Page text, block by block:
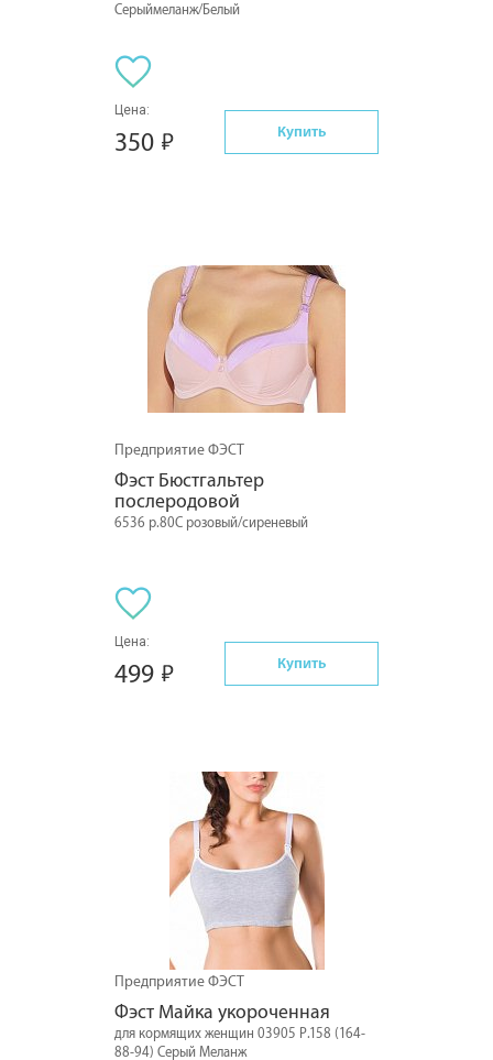
Серыймеланж/Белый
Цена:
350 Купить
Предприятие ФЭСТ
Фэст Бюстгальтер
послеродовой
6536 р.80C розовый/сиреневый
Цена:
499 Купить
Предприятие ФЭСТ
Фэст Майка укороченная
для кормящих женщин 03905 Р.158 (164-
88-94) Серый Меланж